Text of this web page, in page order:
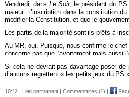
Vendredi, dans Le Soir, le président du PS
majeur : l’inscription dans la constitution
modifier la Constitution, et que le
Les partis de la majorité sont-ils prêts à
Au MR, oui. Puisque, nous confirme le
concerne pas que l’avortement mais aussi
Si cela ne devrait pas davantage poser de
d’aucuns regrettent « les petits jeux du PS
10:12 | Lien permanent | Commentaires (1) |